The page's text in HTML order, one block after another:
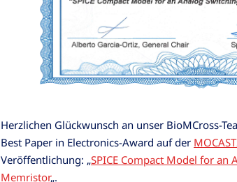
Herzlichen Glückwunsch an unser BioMCross-
Best Paper in Electronics-Award auf der
Veröffentlichung: „SPICE Compact Model for
Memristor„.